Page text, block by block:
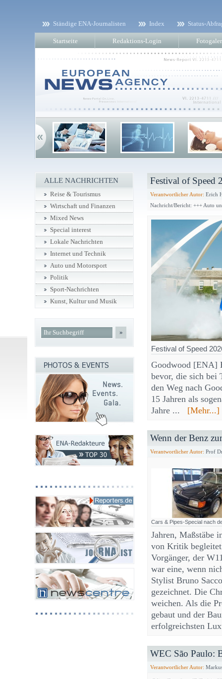
Ständige ENA-Journalisten Index Status-
Startseite Redaktions-Login
Festival of Speed
Verantwortlicher Autor: Erich
Nachricht/Bericht: +++ Auto
Festival of Speed
Goodwood [ENA]
bevor, die sich bei
den Weg nach
15 Jahren als
Jahre ... [Mehr...]
Wenn der Benz
Verantwortlicher Autor: Prof
Cars & Pipes-Special nach
Jahren, Maßstäbe
von Kritik
Vorgänger, der
war eine, wenn
Stylist Bruno
gezeichnet. Die
weichen. Als die
gebaut und der
erfolgreichsten
WEC São Paulo:
Verantwortlicher Autor:
ALLE NACHRICHTEN
Reise & Tourismus
Wirtschaft und Finanzen
Mixed News
Special interest
Lokale Nachrichten
Internet und Technik
Auto und Motorsport
Politik
Sport-Nachrichten
Kunst, Kultur und Musik
»